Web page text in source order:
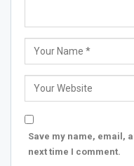
Save my name, email,
next time I comment.